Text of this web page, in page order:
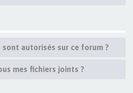
autorisés sur ce forum ?
mes fichiers joints ?